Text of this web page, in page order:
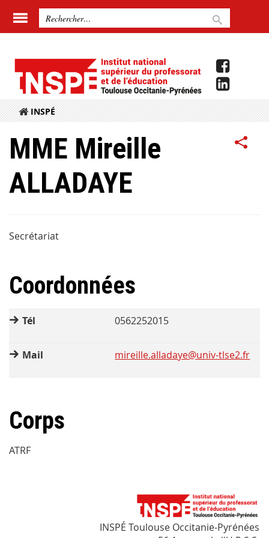
INSPÉ
MME Mireille
ALLADAYE
Secrétariat
Coordonnées
Tél 0562252015
Mail mireille.alladaye@univ-tlse2.fr
Corps
ATRF
INSPÉ Toulouse Occitanie-Pyrénées